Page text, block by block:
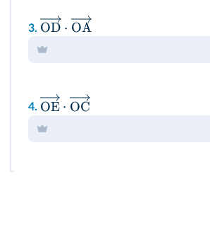
3. OD ⋅ OA
4. OE ⋅ OC